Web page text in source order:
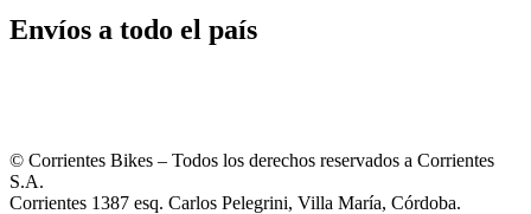
Envíos a todo el país
© Corrientes Bikes – Todos los derechos reservados a Corrientes
S.A.
Corrientes 1387 esq. Carlos Pelegrini, Villa María, Córdoba.